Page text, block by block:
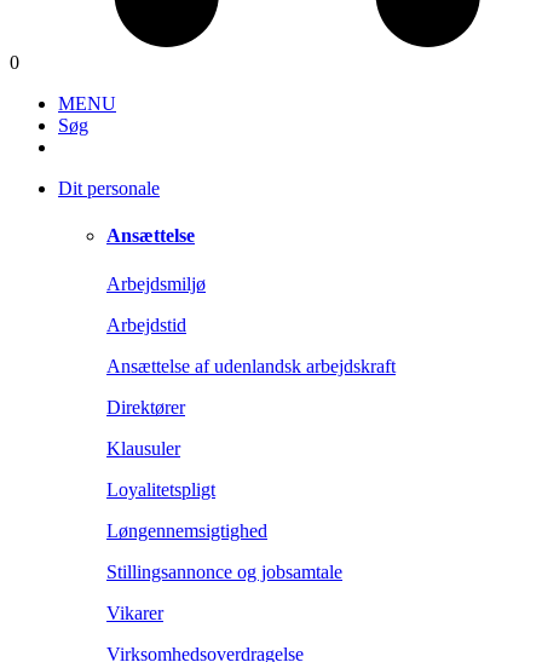
0
MENU
Søg
Dit personale
Ansættelse
Arbejdsmiljø
Arbejdstid
Ansættelse af udenlandsk arbejdskraft
Direktører
Klausuler
Loyalitetspligt
Løngennemsigtighed
Stillingsannonce og jobsamtale
Vikarer
Virksomhedsoverdragelse